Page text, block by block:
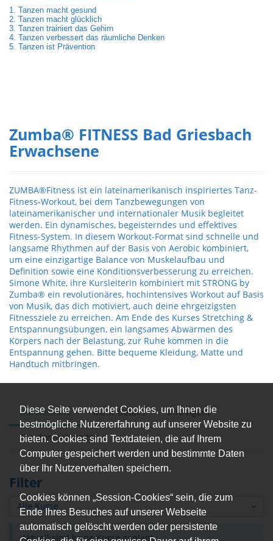
Diese Seite verwendet Cookies, um Ihnen die
bestmögliche Nutzererfahrung auf unserer Website zu
bieten. Cookies sind Textdateien, die auf Ihrem
Computer gespeichert werden und bestimmte Daten
über Ihr Nutzerverhalten speichern.
Cookies können „Session-Cookies“ sein, die zum
Ende Ihres Besuches auf unserer Webseite
automatisch gelöscht werden oder persistente
1. Tanzen macht gesund
2. Tanzen macht glücklich
3. Tanzen trainiert das Gehirn
4. Tanzen verbessert das räumliche Denken
5. Tanzen ist Prävention
Zumba® FITNESS Bad Griesbach
Erwachsene
ZUMBA®Fitness ist ein lateinamerikanisch inspiriertes Tanz-
Fitness-Workout, bei dem Tanzbewegungen von
lateinamerikanischer und internationaler Musik begleitet
werden. Ein dynamisches, begeisterndes und effektives
Fitness-System. In diesem Workout-Format sind schnelle und
langsame Rhythmen auf der Basis von Aerobic kombiniert,
um eine einzigartige Balance von Muskelaufbau und
Definition sowie eine Konditionsverbesserung zu erreichen.
Simone White, ihre Kursleiterin kombiniert mit STRONG by
Zumba® ein revolutionäres, hochintensives Workout auf Basis
von Musik, das dich motiviert, auch deine ehrgeizigsten
Fitnessziele zu erreichen. Am Ende des Kurses Stretching &
Entspannungsübungen, ein langsames Abwärmen des
Körpers nach der Belastung, zur Ruhe kommen in die
Entspannung gehen. Bitte bequeme Kleidung, Matte und
Handtuch mitbringen.
Kurstermine Mehr Details Info-Agent
Kundenmeinungen
Filter
Alle Kurse
Aktuell sind keine Kurse geplant.